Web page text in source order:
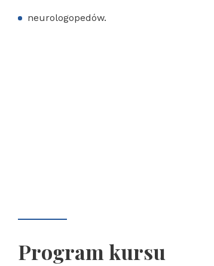
neurologopedów.
Program kursu